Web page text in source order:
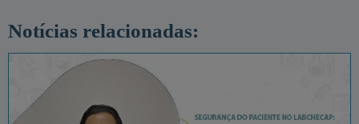
Notícias relacionadas: